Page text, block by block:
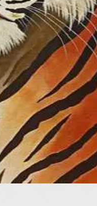
szakmai
Az elmúlt
festi meg szintén
technikával. (Pl.
CURTIS, Kökény
Hobo, Katus
Géczi Erika
Jáger Gyula
UK The X Factor
Örvényesvölgyi
Matteo Bocelli
Niro, Al Pacino,
Reno, Gerard
Lopez, Woody
A weboldalam
munkáim egy
linkeken:
https://